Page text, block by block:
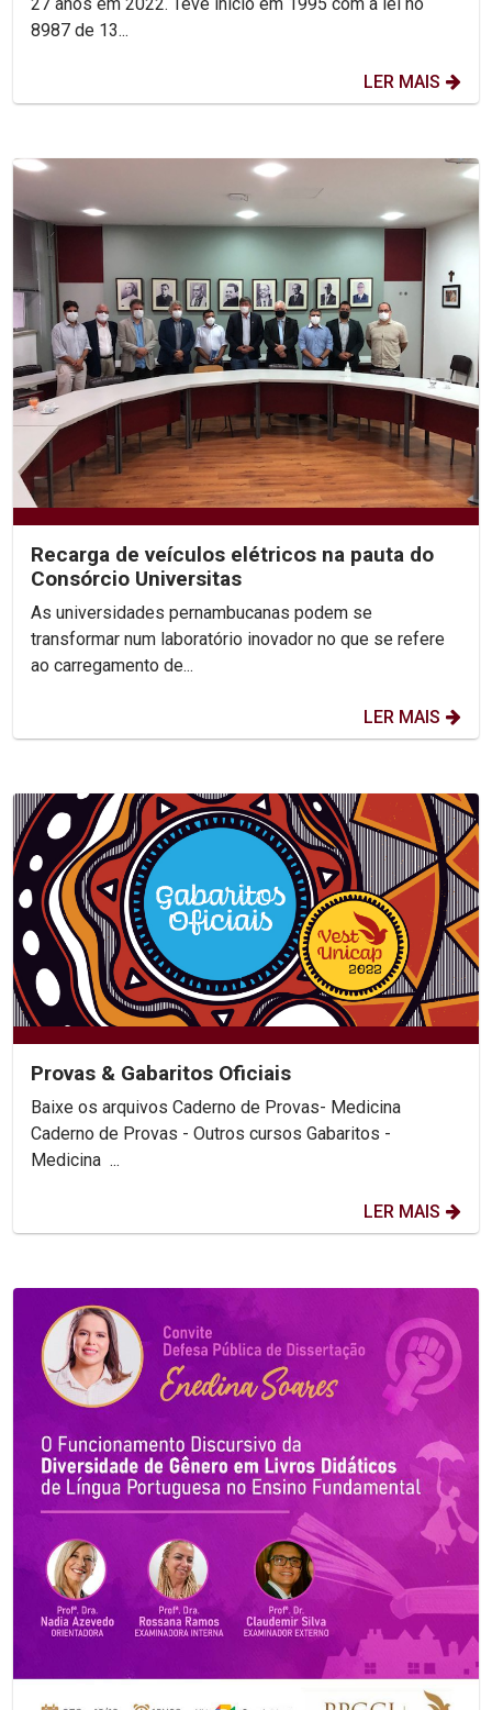
8987 de 13...
LER MAIS
Recarga de veículos elétricos na pauta do
Consórcio Universitas
As universidades pernambucanas podem se
transformar num laboratório inovador no que se refere
ao carregamento de...
LER MAIS
Provas & Gabaritos Oficiais
Baixe os arquivos Caderno de Provas- Medicina
Caderno de Provas - Outros cursos Gabaritos -
Medicina ...
LER MAIS